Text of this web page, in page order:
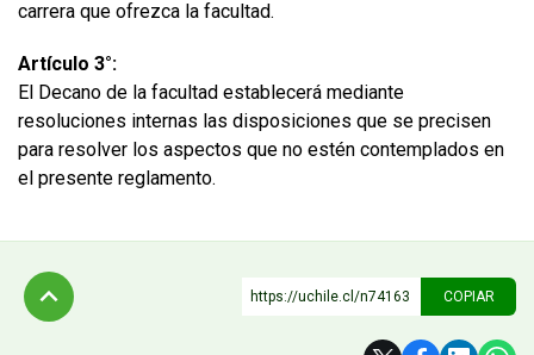
carrera que ofrezca la facultad.
Artículo 3°:
El Decano de la facultad establecerá mediante
resoluciones internas las disposiciones que se precisen
para resolver los aspectos que no estén contemplados en
el presente reglamento.
https://uchile.cl/n74163 COPIAR